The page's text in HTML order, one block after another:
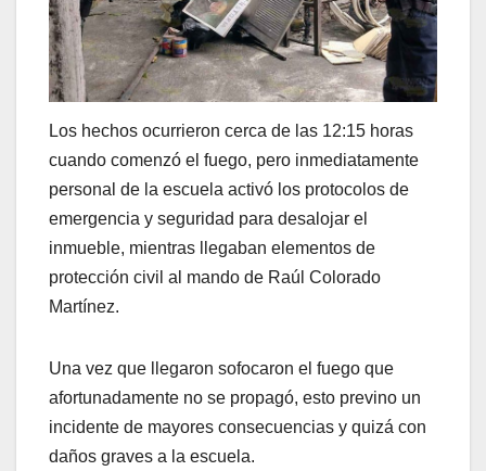
Los hechos ocurrieron cerca de las 12:15 horas
cuando comenzó el fuego, pero inmediatamente
personal de la escuela activó los protocolos de
emergencia y seguridad para desalojar el
inmueble, mientras llegaban elementos de
protección civil al mando de Raúl Colorado
Martínez.
Una vez que llegaron sofocaron el fuego que
afortunadamente no se propagó, esto previno un
incidente de mayores consecuencias y quizá con
daños graves a la escuela.